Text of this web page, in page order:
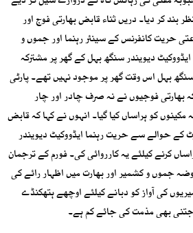
بند کر دیا۔ دریں ثناء قابض بھارتی فوج اور
حریت کانفرنس کے سینئر رہنما اور جموں و
دیویندر سنگھ بہل کے گھر پر مشترکہ
بہل اس وقت گھر پر موجود نہیں تھے۔ پارٹی
بھارتی فوجیوں نے نہ صرف چادر اور چار
مکینوں کو ہراساں کیا گیا۔ انہوں نے کہا کہ قابض
کے حوالے سے حریت رہنما ایڈووکیٹ دیویندر
کرنے کیلئے یہ کارروائی کی۔ فورم کے ترجمان
جموں و کشمیر اور بھارت میں اظہار رائے کی
کی آواز کو دبانے کیلئے اوچھے ہتھکنڈے
بھی مذمت کی جائے کم ہے۔